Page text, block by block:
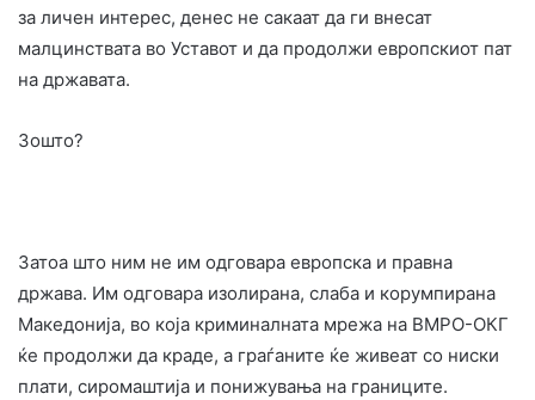
за личен интерес, денес не сакаат да ги внесат
малцинствата во Уставот и да продолжи европскиот пат
на државата.
Зошто?
Затоа што ним не им одговара европска и правна
држава. Им одговара изолирана, слаба и корумпирана
Македонија, во која криминалната мрежа на ВМРО-ОКГ
ќе продолжи да краде, а граѓаните ќе живеат со ниски
плати, сиромаштија и понижувања на границите.